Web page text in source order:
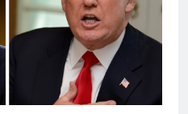
Libre
Crucero en México te
lleva a lugares
paranormales con
binoculares de visión
nocturna y reuniones de
secuestrados
7 Años Atrás
La Inteligencia Artificial
deepfake de Samsung
fabrica un clip de
7 Años Atrás